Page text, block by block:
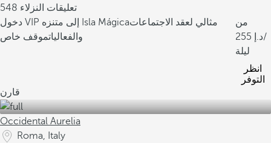
548 تعليقات النزلاء
دخول VIP إلى متنزه Isla Mágicaمثالي لعقد الاجتماعات
والفعالياتموقف خاص
من
255
/
ليلة
انظر
التوفر
قارن
Occidental Aurelia
Roma, Italy